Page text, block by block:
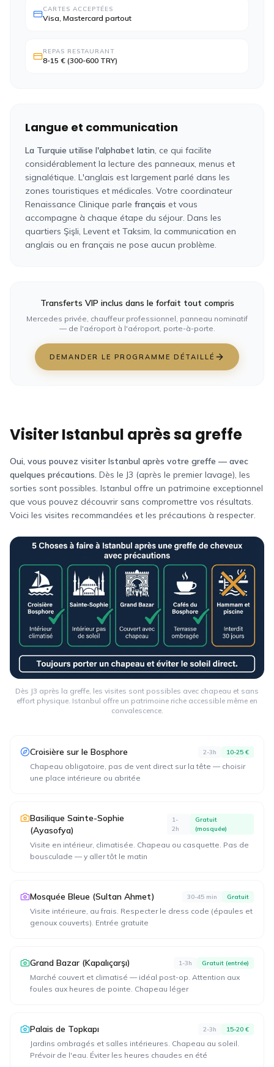
CARTES ACCEPTÉES
Visa, Mastercard partout
REPAS RESTAURANT
8-15 € (300-600 TRY)
Langue et communication
La Turquie utilise l'alphabet latin, ce qui facilite
considérablement la lecture des panneaux, menus et
signalétique. L'anglais est largement parlé dans les
zones touristiques et médicales. Votre coordinateur
Renaissance Clinique parle français et vous
accompagne à chaque étape du séjour. Dans les
quartiers Şişli, Levent et Taksim, la communication en
anglais ou en français ne pose aucun problème.
Transferts VIP inclus dans le forfait tout compris
Mercedes privée, chauffeur professionnel, panneau nominatif
— de l'aéroport à l'aéroport, porte-à-porte.
DEMANDER LE PROGRAMME DÉTAILLÉ
Visiter Istanbul après sa greffe
Oui, vous pouvez visiter Istanbul après votre greffe — avec
quelques précautions. Dès le J3 (après le premier lavage), les
sorties sont possibles. Istanbul offre un patrimoine exceptionnel
que vous pouvez découvrir sans compromettre vos résultats.
Voici les visites recommandées et les précautions à respecter.
Dès J3 après la greffe, les visites sont possibles avec chapeau et sans
effort physique. Istanbul offre un patrimoine riche accessible même en
convalescence.
Croisière sur le Bosphore 2-3h 10-25 €
Chapeau obligatoire, pas de vent direct sur la tête — choisir
une place intérieure ou abritée
Basilique Sainte-Sophie
(Ayasofya)
1-
2h
Gratuit
(mosquée)
Visite en intérieur, climatisée. Chapeau ou casquette. Pas de
bousculade — y aller tôt le matin
Mosquée Bleue (Sultan Ahmet) 30-45 min Gratuit
Visite intérieure, au frais. Respecter le dress code (épaules et
genoux couverts). Entrée gratuite
Grand Bazar (Kapalıçarşı) 1-3h Gratuit (entrée)
Marché couvert et climatisé — idéal post-op. Attention aux
foules aux heures de pointe. Chapeau léger
Palais de Topkapı 2-3h 15-20 €
Jardins ombragés et salles intérieures. Chapeau au soleil.
Prévoir de l'eau. Éviter les heures chaudes en été